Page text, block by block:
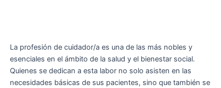
La profesión de cuidador/a es una de las más nobles y
esenciales en el ámbito de la salud y el bienestar social.
Quienes se dedican a esta labor no solo asisten en las
necesidades básicas de sus pacientes, sino que también se